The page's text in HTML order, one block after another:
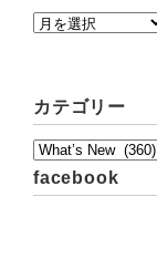
カテゴリー
facebook